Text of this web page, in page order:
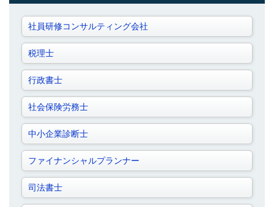
社員研修コンサルティング会社
税理士
行政書士
社会保険労務士
中小企業診断士
ファイナンシャルプランナー
司法書士